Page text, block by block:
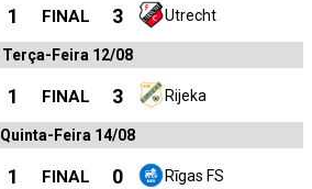
1 FINAL 3 Utrecht
Terça-Feira 12/08
1 FINAL 3 Rijeka
Quinta-Feira 14/08
1 FINAL 0 Rīgas FS